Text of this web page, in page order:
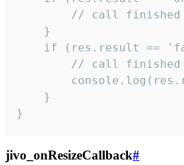
// call
    }
if (res.result ==
// call
    }
}
jivo_onResizeCallback#